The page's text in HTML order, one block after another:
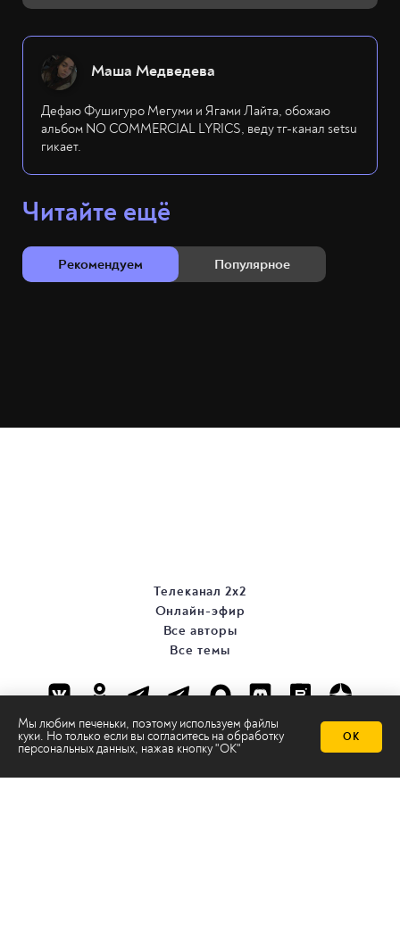
Маша Медведева
Дефаю Фушигуро Мегуми и Ягами Лайта, обожаю
альбом NO COMMERCIAL LYRICS, веду тг-канал setsu
гикает.
Читайте ещё
Рекомендуем Популярное
Мы любим печеньки, поэтому используем файлы
куки. Но только если вы согласитесь на обработку
персональных данных, нажав кнопку "ОК"
ОК
Телеканал 2х2
Онлайн-эфир
Все авторы
Все темы